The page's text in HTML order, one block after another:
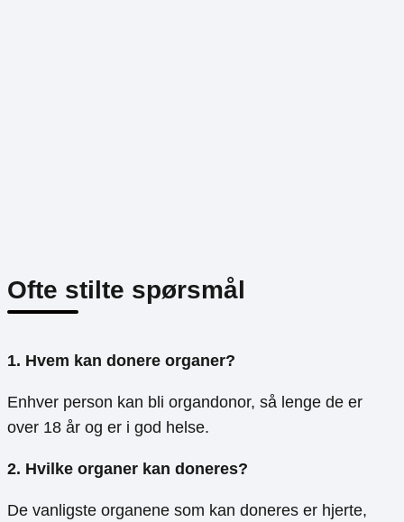
Ofte stilte spørsmål
1. Hvem kan donere organer?
Enhver person kan bli organdonor, så lenge de er
over 18 år og er i god helse.
2. Hvilke organer kan doneres?
De vanligste organene som kan doneres er hjerte,